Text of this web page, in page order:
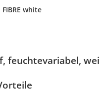
FIBRE white
feuchtevariabel,